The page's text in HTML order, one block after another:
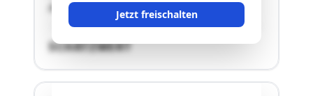
Jetzt freischalten
Abgabenrückstände"
SCHÄTZWERT